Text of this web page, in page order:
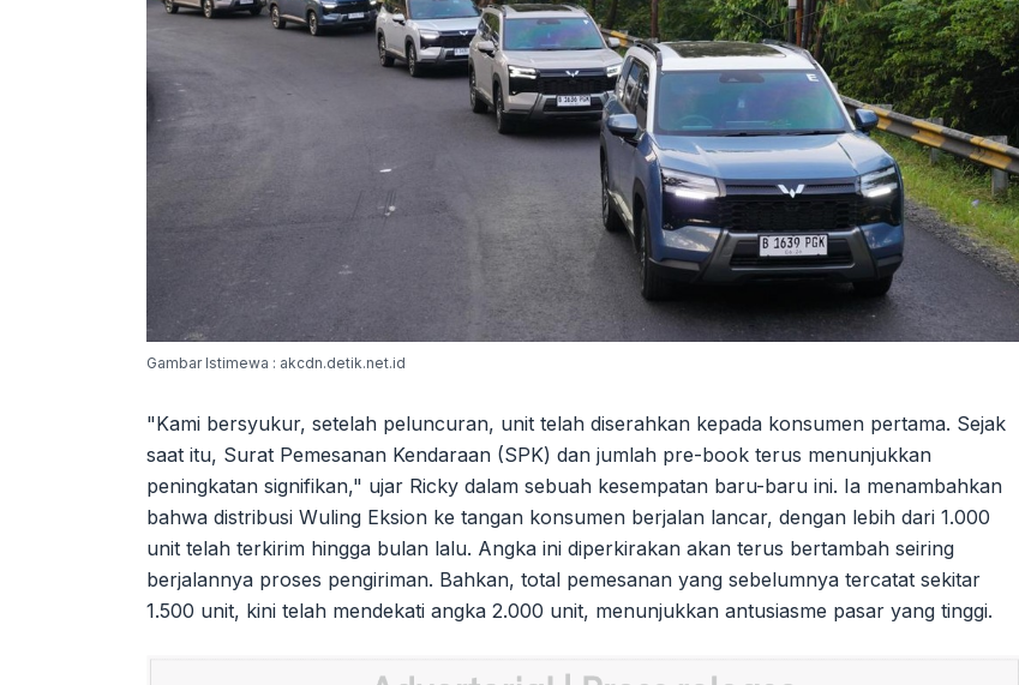
Gambar Istimewa : akcdn.detik.net.id
"Kami bersyukur, setelah peluncuran, unit telah diserahkan kepada konsumen pertama. Sejak
saat itu, Surat Pemesanan Kendaraan (SPK) dan jumlah pre-book terus menunjukkan
peningkatan signifikan," ujar Ricky dalam sebuah kesempatan baru-baru ini. Ia menambahkan
bahwa distribusi Wuling Eksion ke tangan konsumen berjalan lancar, dengan lebih dari 1.000
unit telah terkirim hingga bulan lalu. Angka ini diperkirakan akan terus bertambah seiring
berjalannya proses pengiriman. Bahkan, total pemesanan yang sebelumnya tercatat sekitar
1.500 unit, kini telah mendekati angka 2.000 unit, menunjukkan antusiasme pasar yang tinggi.